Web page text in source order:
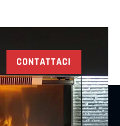
CONTATTACI